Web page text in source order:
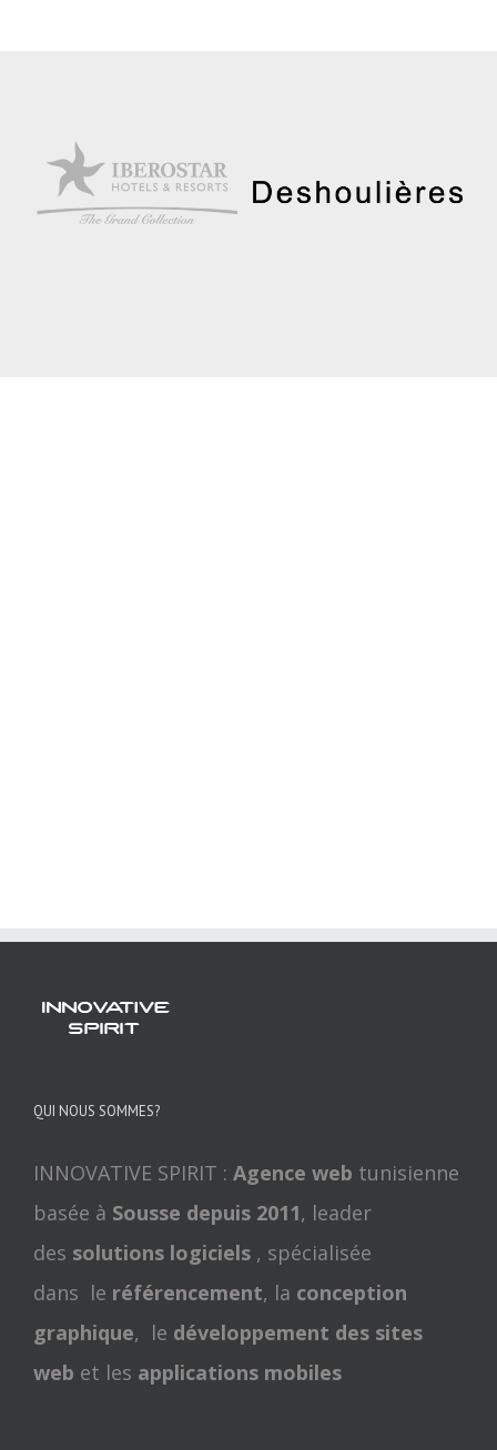
QUI NOUS SOMMES?
INNOVATIVE SPIRIT : Agence web tunisienne
basée à Sousse depuis 2011, leader
des solutions logiciels , spécialisée
dans le référencement, la conception
graphique, le développement des sites
web et les applications mobiles